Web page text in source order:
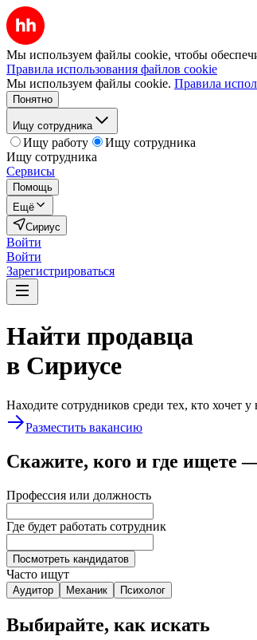
Мы используем файлы cookie, чтобы
Правила использования файлов cookie
Мы используем файлы cookie. Правила
Понятно
Ищу сотрудника
Ищу работу
Ищу сотрудника
Ищу сотрудника
Сервисы
Помощь
Ещё
Сириус
Войти
Войти
Зарегистрироваться
Найти продавца
в Сириусе
Находите сотрудников среди тех, кто хочет
Разместить вакансию
Скажите, кого и где ищете
Профессия или должность
Где будет работать сотрудник
Посмотреть кандидатов
Часто ищут
Аудитор Механик Психолог
Выбирайте, как искать